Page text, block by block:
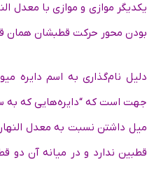
یکدیگر موازی و موازی با معدل
بودن محور حرکت قطبشان
دلیل نام‌گذاری به اسم دایره
جهت است که “دایره‌هایی که به
میل داشتن نسبت به معدل
قطبین ندارد و در میانه آن دو